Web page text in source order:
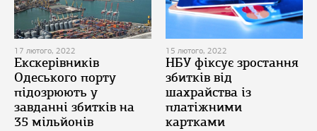
17 лютого, 2022
Екскерівників
Одеського порту
підозрюють у
завданні збитків на
35 мільйонів
15 лютого, 2022
НБУ фіксує зростання
збитків від
шахрайства із
платіжними
картками